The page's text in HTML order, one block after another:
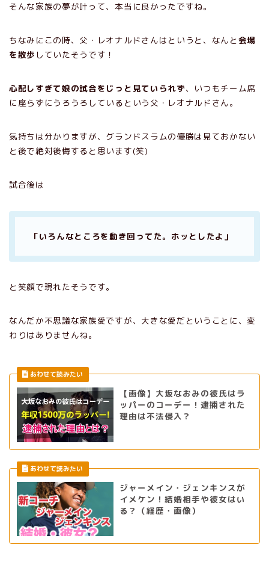
そんな家族の夢が叶って、本当に良かったですね。
ちなみにこの時、父・レオナルドさんはというと、なんと 会場
を散歩 していたそうです！
心配しすぎて娘の試合をじっと見ていられず、いつもチーム席
に座らずにうろうろしているという父・レオナルドさん。
気持ちは分かりますが、グランドスラムの優勝は見ておかない
と後で絶対後悔すると思います(笑)
試合後は
「いろんなところを動き回ってた。ホッとしたよ」
と笑顔で現れたそうです。
なんだか不思議な家族愛ですが、大きな愛だということに、変
わりはありませんね。
【画像】大坂なおみの彼氏はラ
ッパーのコーデー！逮捕された
理由は不法侵入？
ジャーメイン・ジェンキンスが
イメケン！結婚相手や彼女はい
る？（経歴・画像）